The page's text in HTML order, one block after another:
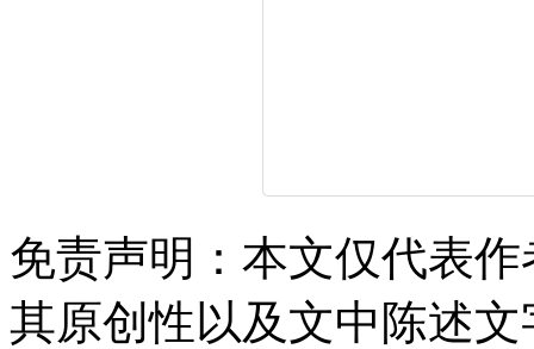
免责声明：本文仅代表
其原创性以及文中陈述